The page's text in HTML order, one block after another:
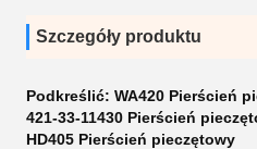
Szczegóły produktu
Podkreślić: WA420 Pierścień
421-33-11430 Pierścień
HD405 Pierścień pieczętowy